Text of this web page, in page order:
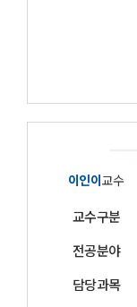
이인이교수
교수구분
전공분야
담당과목